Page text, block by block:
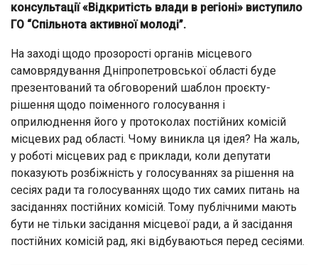
консультації «Відкритість влади в регіоні» виступило
ГО “Спільнота активної молоді”.
На заході щодо прозорості органів місцевого
самоврядування Дніпропетровської області буде
презентований та обговорений шаблон проєкту-
рішення щодо поіменного голосування і
оприлюднення його у протоколах постійних комісій
місцевих рад області. Чому виникла ця ідея? На жаль,
у роботі місцевих рад є приклади, коли депутати
показують розбіжність у голосуваннях за рішення на
сесіях ради та голосуваннях щодо тих самих питань на
засіданнях постійних комісій. Тому публічними мають
бути не тільки засідання місцевої ради, а й засідання
постійних комісій рад, які відбуваються перед сесіями.